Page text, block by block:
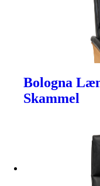
Bologna
Skammel